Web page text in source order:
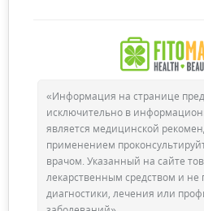
«Информация на странице
исключительно в
является медицинской
применением
врачом. Указанный на сайте
лекарственным средством и не
диагностики, лечения или